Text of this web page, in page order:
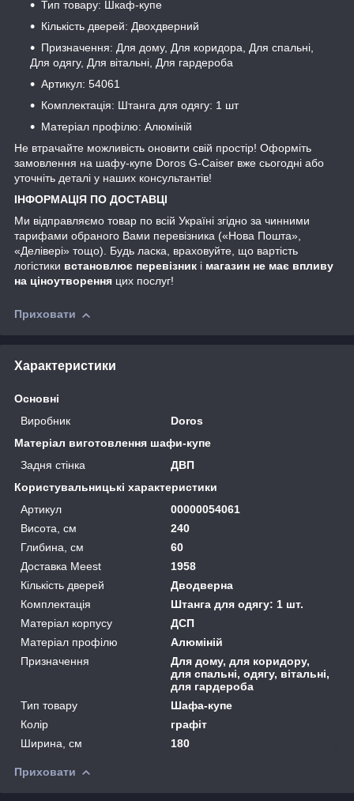
Тип товару: Шкаф-купе
Кількість дверей: Двохдверний
Призначення: Для дому, Для коридора, Для спальні,
Для одягу, Для вітальні, Для гардероба
Артикул: 54061
Комплектація: Штанга для одягу: 1 шт
Матеріал профілю: Алюміній
Не втрачайте можливість оновити свій простір! Оформіть
замовлення на шафу-купе Doros G-Caiser вже сьогодні або
уточніть деталі у наших консультантів!
ІНФОРМАЦІЯ ПО ДОСТАВЦІ
Ми відправляємо товар по всій Україні згідно за чинними
тарифами обраного Вами перевізника («Нова Пошта»,
«Делівері» тощо). Будь ласка, враховуйте, що вартість
логістики встановлює перевізник і магазин не має впливу
на ціноутворення цих послуг!
Приховати
Характеристики
Основні
Виробник
Doros
Матеріал виготовлення шафи-купе
Задня стінка
ДВП
Користувальницькі характеристики
Артикул
00000054061
Висота, см
240
Глибина, см
60
Доставка Meest
1958
Кількість дверей
Дводверна
Комплектація
Штанга для одягу: 1 шт.
Матеріал корпусу
ДСП
Матеріал профілю
Алюміній
Призначення
Для дому, для коридору,
для спальні, одягу, вітальні,
для гардероба
Тип товару
Шафа-купе
Колір
графіт
Ширина, см
180
Приховати